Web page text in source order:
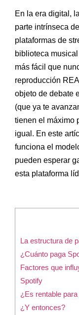
En la era digital,
parte intrínseca
plataformas de
biblioteca
más fácil que
reproducción
objeto de debate
(que ya te
tienen el máximo
igual. En este
funciona el
pueden esperar
esta plataforma
La estructura de
¿Cuánto paga
Factores que
Spotify
¿Es rentable
¿Y entonces?